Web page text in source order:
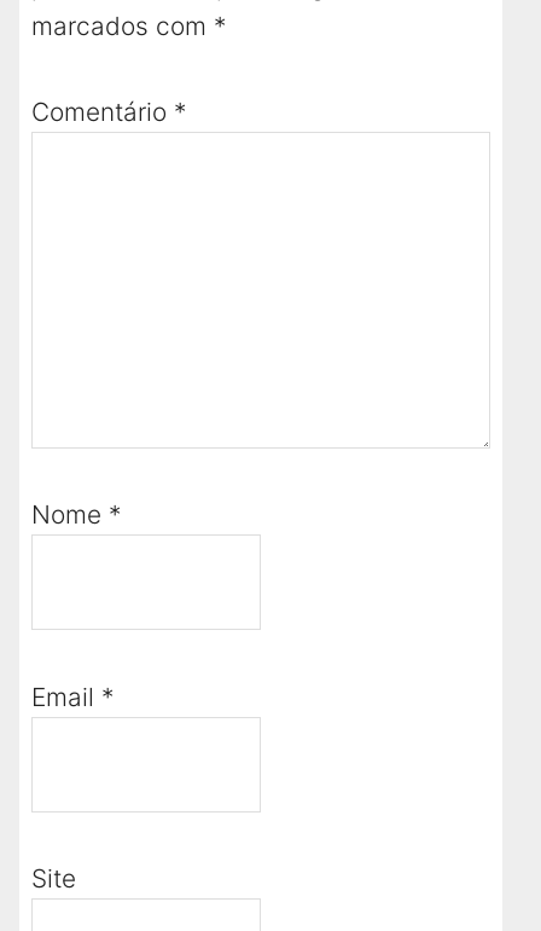
marcados com *
Comentário *
Nome *
Email *
Site